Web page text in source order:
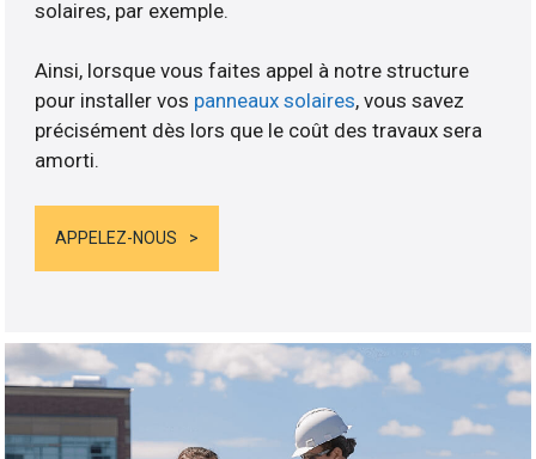
solaires, par exemple.
Ainsi, lorsque vous faites appel à notre structure
pour installer vos panneaux solaires, vous savez
précisément dès lors que le coût des travaux sera
amorti.
APPELEZ-NOUS